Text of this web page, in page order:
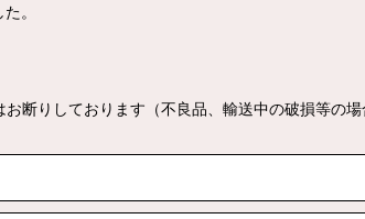
。
しております（不良品、輸送中の破損等の場